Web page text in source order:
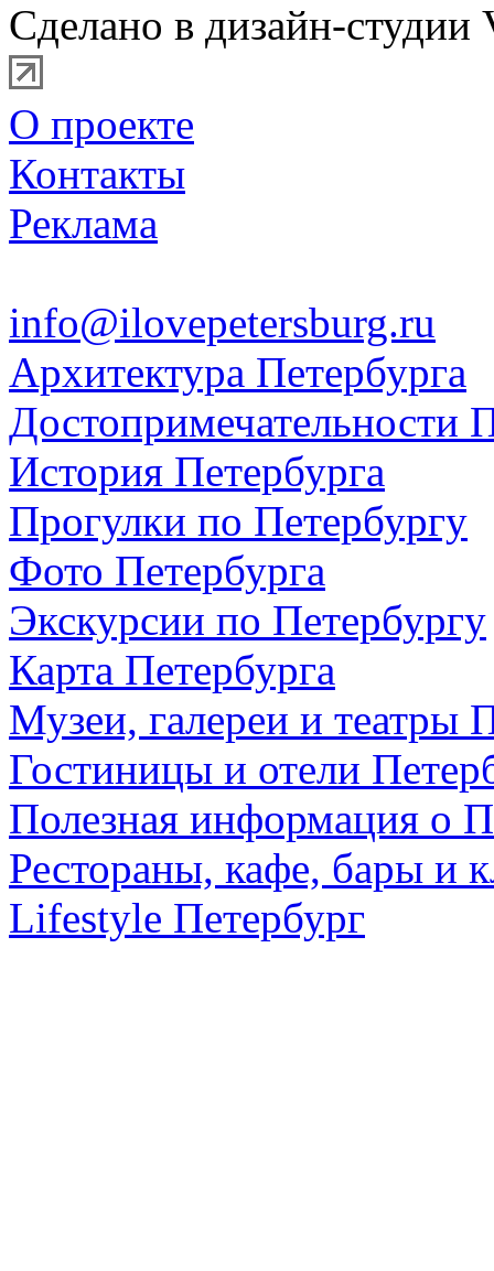
Сделано в дизайн-студии
О проекте
Контакты
Реклама
info@ilovepetersburg.ru
Архитектура Петербурга
Достопримечательности
История Петербурга
Прогулки по Петербургу
Фото Петербурга
Экскурсии по Петербургу
Карта Петербурга
Музеи, галереи и театры
Гостиницы и отели
Полезная информация о
Рестораны, кафе, бары и
Lifestyle Петербург